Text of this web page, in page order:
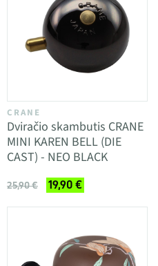
CRANE
Dviračio skambutis CRANE
MINI KAREN BELL (DIE
CAST) - NEO BLACK
25,90 € 19,90 €